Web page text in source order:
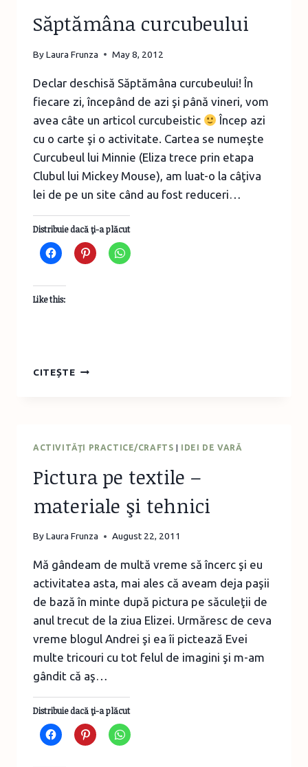
Săptămâna curcubeului
ByLaura Frunza May 8, 2012
Declar deschisă Săptămâna curcubeului! În
fiecare zi, începând de azi şi până vineri, vom
avea câte un articol curcubeistic
Încep azi
cu o carte şi o activitate. Cartea se numeşte
Curcubeul lui Minnie (Eliza trece prin etapa
Clubul lui Mickey Mouse), am luat-o la câţiva
lei de pe un site când au fost reduceri…
Distribuie dacă ţi-a plăcut
Like this:
CITEȘTESĂPTĂMÂNA
ACTIVITĂŢI PRACTICE/CRAFTS | IDEI DE VARĂ
Pictura pe textile –
materiale şi tehnici
ByLaura Frunza August 22, 2011
Mă gândeam de multă vreme să încerc şi eu
activitatea asta, mai ales că aveam deja paşii
de bază în minte după pictura pe săculeţii de
anul trecut de la ziua Elizei. Urmăresc de ceva
vreme blogul Andrei şi ea îi pictează Evei
multe tricouri cu tot felul de imagini şi m-am
gândit că aş…
Distribuie dacă ţi-a plăcut